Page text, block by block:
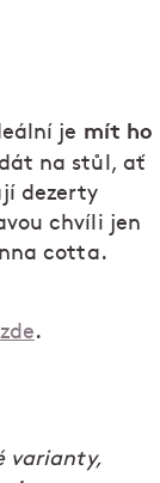
je mít ho
na stůl, ať
dezerty
chvíli jen
cotta.
zde.
varianty,